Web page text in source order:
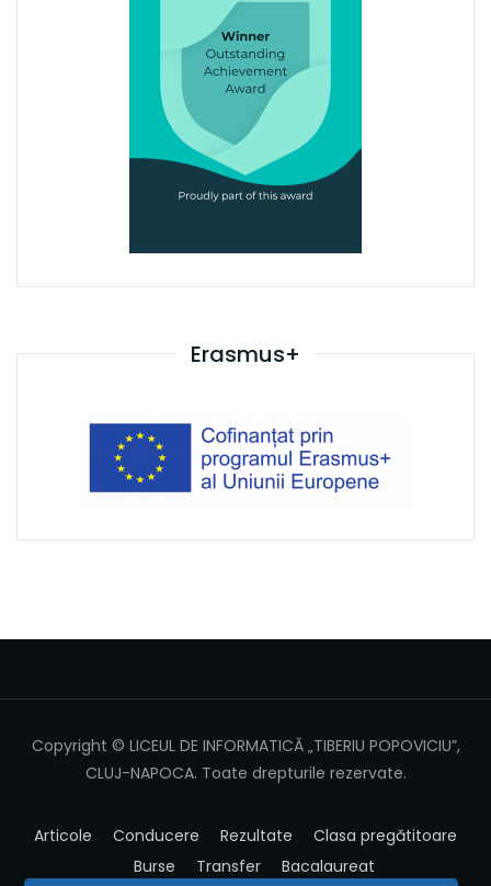
Erasmus+
Copyright © LICEUL DE INFORMATICĂ „TIBERIU POPOVICIU”,
CLUJ-NAPOCA. Toate drepturile rezervate.
Articole Conducere Rezultate
Clasa pregătitoare
Burse
Transfer
Bacalaureat